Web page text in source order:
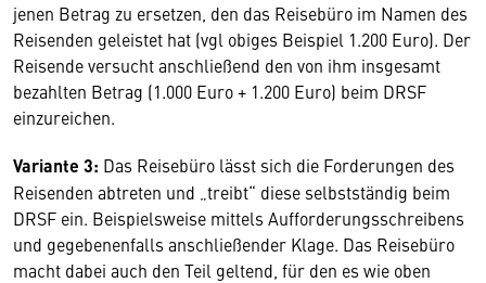
jenen Betrag zu ersetzen, den das Reisebüro im Namen des
Reisenden geleistet hat (vgl obiges Beispiel 1.200 Euro). Der
Reisende versucht anschließend den von ihm insgesamt
bezahlten Betrag (1.000 Euro + 1.200 Euro) beim DRSF
einzureichen.
Variante 3: Das Reisebüro lässt sich die Forderungen des
Reisenden abtreten und „treibt“ diese selbstständig beim
DRSF ein. Beispielsweise mittels Aufforderungsschreibens
und gegebenenfalls anschließender Klage. Das Reisebüro
macht dabei auch den Teil geltend, für den es wie oben